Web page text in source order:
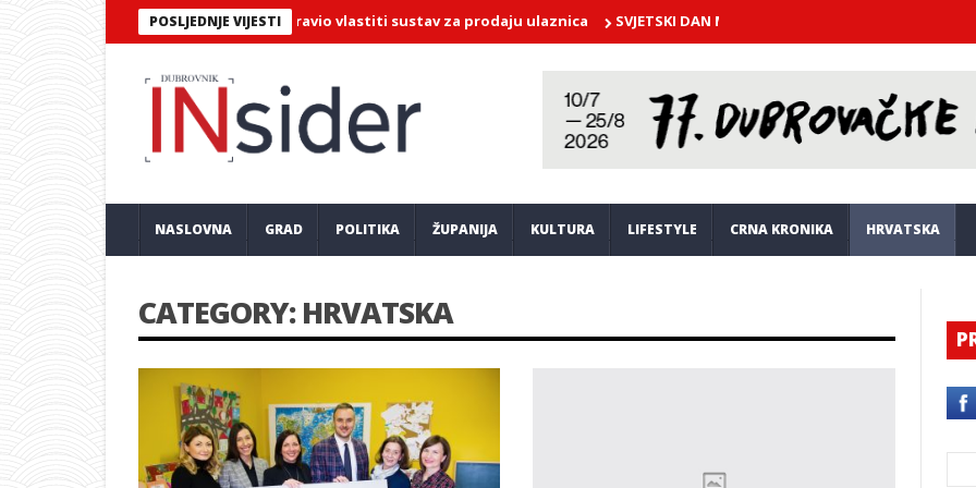
POSLJEDNJE VIJESTI
Perkovića Thompsona napravio vlastiti sustav za prodaju ulaznica SVJETSKI DAN MAČAKA Hvala predivnim stvorenjima što
NASLOVNA GRAD POLITIKA ŽUPANIJA KULTURA LIFESTYLE CRNA KRONIKA HRVATSKA
CATEGORY: HRVATSKA